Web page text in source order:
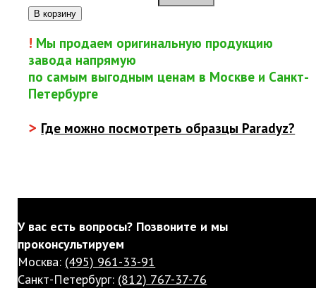
В корзину
! Мы продаем оригинальную продукцию
завода напрямую
по самым выгодным ценам в Москве и Санкт-
Петербурге
> Где можно посмотреть образцы Paradyz?
У вас есть вопросы? Позвоните и мы
проконсультируем
Москва: (495) 961-33-91
Санкт-Петербург: (812) 767-37-76